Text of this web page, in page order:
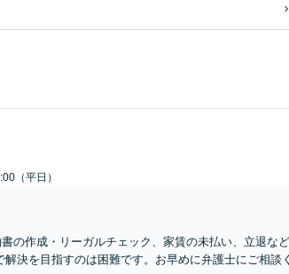
（平日）
の作成・リーガルチェック、家賃の未払い、立退など
決を目指すのは困難です。お早めに弁護士にご相談く